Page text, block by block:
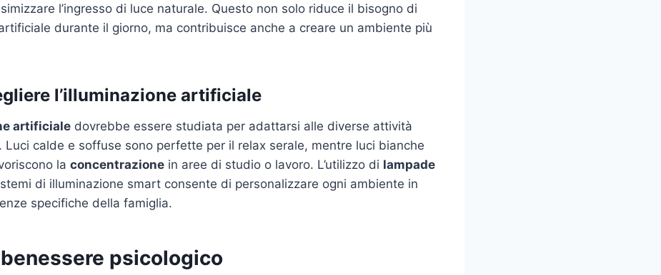
l’ingresso di luce naturale. Questo non solo riduce il bisogno di
durante il giorno, ma contribuisce anche a creare un ambiente più
l’illuminazione artificiale
artificiale dovrebbe essere studiata per adattarsi alle diverse attività
Luci calde e soffuse sono perfette per il relax serale, mentre luci bianche
la concentrazione in aree di studio o lavoro. L’utilizzo di lampade
di illuminazione smart consente di personalizzare ogni ambiente in
specifiche della famiglia.
psicologico